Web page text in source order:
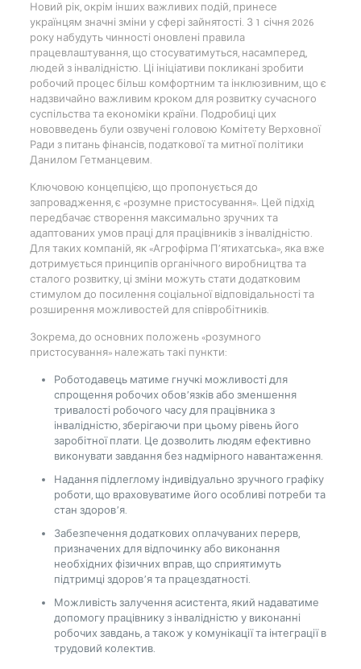
Новий рік, окрім інших важливих подій, принесе
українцям значні зміни у сфері зайнятості. З 1 січня 2026
року набудуть чинності оновлені правила
працевлаштування, що стосуватимуться, насамперед,
людей з інвалідністю. Ці ініціативи покликані зробити
робочий процес більш комфортним та інклюзивним, що є
надзвичайно важливим кроком для розвитку сучасного
суспільства та економіки країни. Подробиці цих
нововведень були озвучені головою Комітету Верховної
Ради з питань фінансів, податкової та митної політики
Данилом Гетманцевим.
Ключовою концепцією, що пропонується до
запровадження, є «розумне пристосування». Цей підхід
передбачає створення максимально зручних та
адаптованих умов праці для працівників з інвалідністю.
Для таких компаній, як «Агрофірма П’ятихатська», яка вже
дотримується принципів органічного виробництва та
сталого розвитку, ці зміни можуть стати додатковим
стимулом до посилення соціальної відповідальності та
розширення можливостей для співробітників.
Зокрема, до основних положень «розумного
пристосування» належать такі пункти:
Роботодавець матиме гнучкі можливості для
спрощення робочих обов’язків або зменшення
тривалості робочого часу для працівника з
інвалідністю, зберігаючи при цьому рівень його
заробітної плати. Це дозволить людям ефективно
виконувати завдання без надмірного навантаження.
Надання підлеглому індивідуально зручного графіку
роботи, що враховуватиме його особливі потреби та
стан здоров’я.
Забезпечення додаткових оплачуваних перерв,
призначених для відпочинку або виконання
необхідних фізичних вправ, що сприятимуть
підтримці здоров’я та працездатності.
Можливість залучення асистента, який надаватиме
допомогу працівнику з інвалідністю у виконанні
робочих завдань, а також у комунікації та інтеграції в
трудовий колектив.